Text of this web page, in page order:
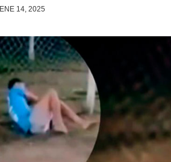
ENE 14, 2025